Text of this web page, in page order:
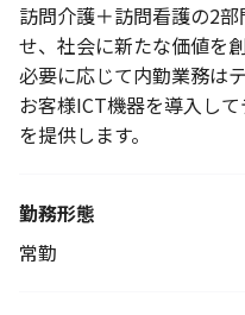
訪問介護＋訪問看護の2
せ、社会に新たな価値を
必要に応じて内勤業務は
お客様ICT機器を導入し
を提供します。
勤務形態
常勤